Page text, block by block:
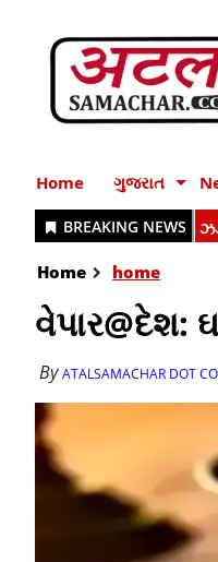
Home ગુજરાત
Home home
વેપાર@દેશ:
ByATALSAMACHAR DOT